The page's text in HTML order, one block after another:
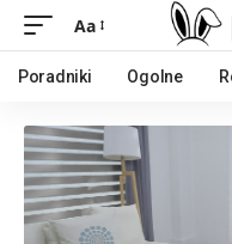
Aa
Poradniki Ogolne